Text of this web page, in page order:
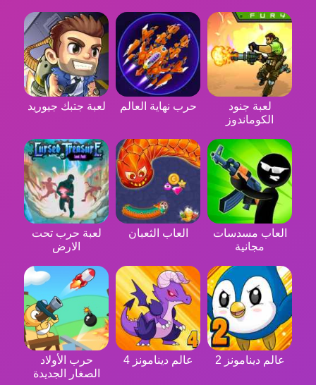
لعبة جنود
الكوماندوز
حرب نهاية العالم لعبة جتبك جيوريد
العاب مسدسات
مجانية
العاب الثعبان
لعبة حرب تحت
الارض
عالم دينامونز 2 عالم دينامونز 4
حرب الأولاد
الصغار الجديدة